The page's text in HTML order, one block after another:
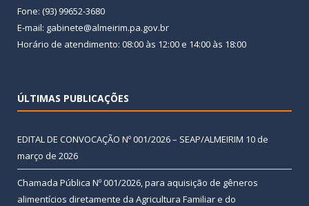
Fone: (93) 99652-3680
E-mail: gabinete@almeirim.pa.gov.br
Horário de atendimento: 08:00 às 12:00 e 14:00 às 18:00
ÚLTIMAS PUBLICAÇÕES
EDITAL DE CONVOCAÇÃO Nº 001/2026 – SEAP/ALMEIRIM 10 de
março de 2026
Chamada Pública Nº 001/2026, para aquisição de gêneros
alimentícios diretamente da Agricultura Familiar e do